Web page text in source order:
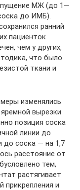
МЖ (до 1—
до ИМБ).
ранний
пациенток
чем у других,
что было
ткани и
изменялись
вырезки
позиция соска
линии до
до соска — на 1,7
расстояние от
тем,
растягивает
прикрепления и